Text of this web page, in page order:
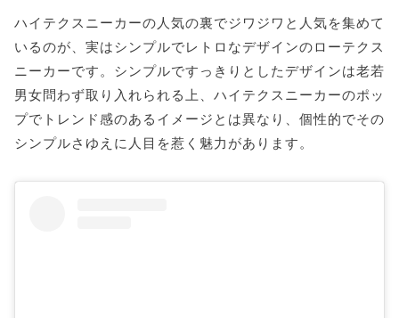
ハイテクスニーカーの人気の裏でジワジワと人気を集めて
いるのが、実はシンプルでレトロなデザインのローテクス
ニーカーです。シンプルですっきりとしたデザインは老若
男女問わず取り入れられる上、ハイテクスニーカーのポッ
プでトレンド感のあるイメージとは異なり、個性的でその
シンプルさゆえに人目を惹く魅力があります。